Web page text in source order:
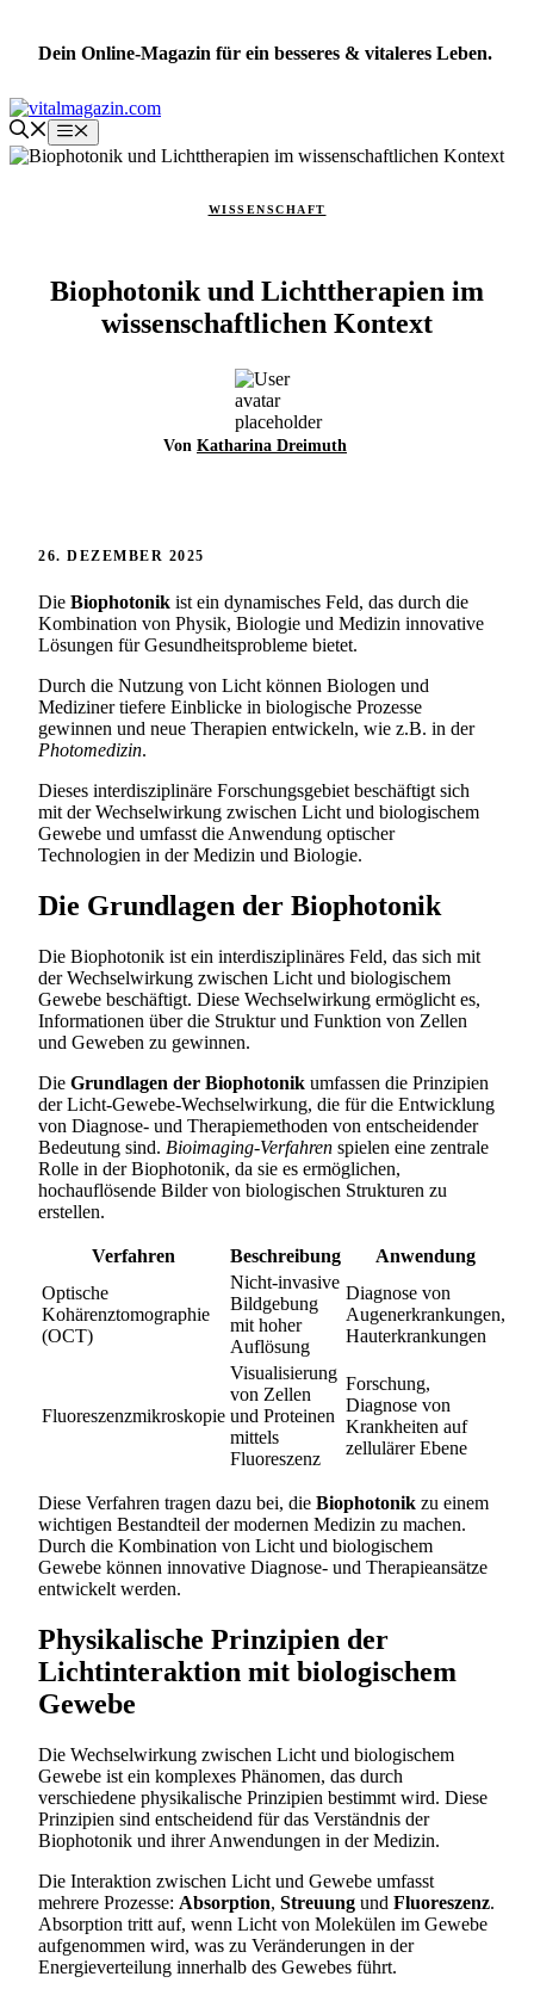
springen
Dein Online-Magazin für ein besseres & vitaleres Leben.
Menü
WISSENSCHAFT
Biophotonik und Lichttherapien im
wissenschaftlichen Kontext
Von Katharina Dreimuth
26. DEZEMBER 2025
Die Biophotonik ist ein dynamisches Feld, das durch die
Kombination von Physik, Biologie und Medizin innovative
Lösungen für Gesundheitsprobleme bietet.
Durch die Nutzung von Licht können Biologen und
Mediziner tiefere Einblicke in biologische Prozesse
gewinnen und neue Therapien entwickeln, wie z.B. in der
Photomedizin.
Dieses interdisziplinäre Forschungsgebiet beschäftigt sich
mit der Wechselwirkung zwischen Licht und biologischem
Gewebe und umfasst die Anwendung optischer
Technologien in der Medizin und Biologie.
Die Grundlagen der Biophotonik
Die Biophotonik ist ein interdisziplinäres Feld, das sich mit
der Wechselwirkung zwischen Licht und biologischem
Gewebe beschäftigt. Diese Wechselwirkung ermöglicht es,
Informationen über die Struktur und Funktion von Zellen
und Geweben zu gewinnen.
Die Grundlagen der Biophotonik umfassen die Prinzipien
der Licht-Gewebe-Wechselwirkung, die für die Entwicklung
von Diagnose- und Therapiemethoden von entscheidender
Bedeutung sind. Bioimaging-Verfahren spielen eine zentrale
Rolle in der Biophotonik, da sie es ermöglichen,
hochauflösende Bilder von biologischen Strukturen zu
erstellen.
Verfahren Beschreibung
Anwendung
Optische
Kohärenztomographie
(OCT)
Nicht-invasive
Bildgebung
mit hoher
Auflösung
Diagnose von
Augenerkrankungen,
Hauterkrankungen
Fluoreszenzmikroskopie
Visualisierung
von Zellen
und Proteinen
mittels
Fluoreszenz
Forschung,
Diagnose von
Krankheiten auf
zellulärer Ebene
Diese Verfahren tragen dazu bei, die Biophotonik zu einem
wichtigen Bestandteil der modernen Medizin zu machen.
Durch die Kombination von Licht und biologischem
Gewebe können innovative Diagnose- und Therapieansätze
entwickelt werden.
Physikalische Prinzipien der
Lichtinteraktion mit biologischem
Gewebe
Die Wechselwirkung zwischen Licht und biologischem
Gewebe ist ein komplexes Phänomen, das durch
verschiedene physikalische Prinzipien bestimmt wird. Diese
Prinzipien sind entscheidend für das Verständnis der
Biophotonik und ihrer Anwendungen in der Medizin.
Die Interaktion zwischen Licht und Gewebe umfasst
mehrere Prozesse: Absorption, Streuung und Fluoreszenz.
Absorption tritt auf, wenn Licht von Molekülen im Gewebe
aufgenommen wird, was zu Veränderungen in der
Energieverteilung innerhalb des Gewebes führt.